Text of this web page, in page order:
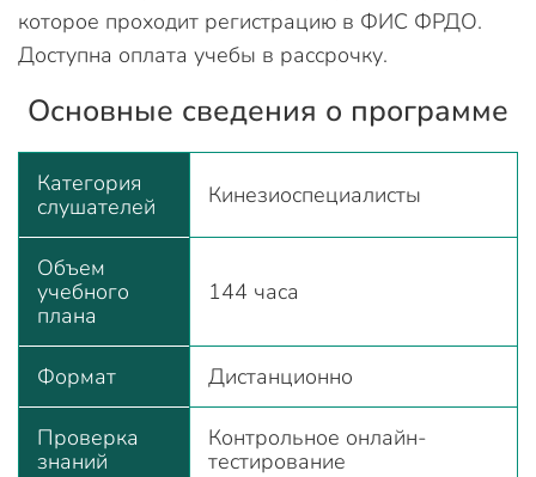
которое проходит регистрацию в ФИС ФРДО.
Доступна оплата учебы в рассрочку.
Основные сведения о программе
Категория
слушателей
Кинезиоспециалисты
Объем
учебного
плана
144 часа
Формат Дистанционно
Проверка
знаний
Контрольное онлайн-
тестирование